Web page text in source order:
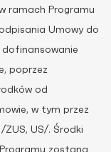
ramach Programu
Umowy do
dofinansowanie
poprzez
od
w tym przez
US/. Środki